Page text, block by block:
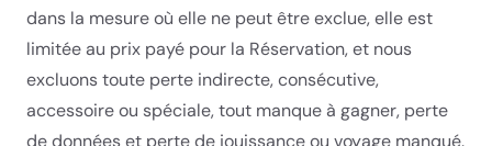
dans la mesure où elle ne peut être exclue, elle est
limitée au prix payé pour la Réservation, et nous
excluons toute perte indirecte, consécutive,
accessoire ou spéciale, tout manque à gagner, perte
de données et perte de jouissance ou voyage manqué.